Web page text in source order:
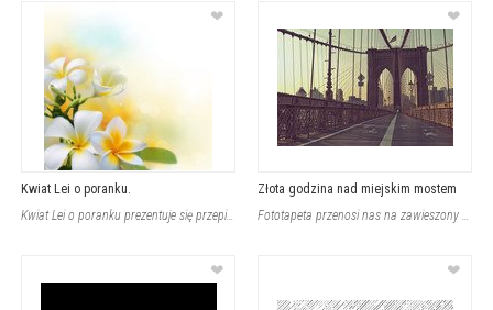
❤
Kwiat Lei o poranku.
Kwiat Lei o poranku prezentuje się przepięknie. Idealne wyważenie kolorów przepl
❤
Złota godzina nad miejskim mostem
Fototapeta przenosi nas na zawieszony nad miejskim krajobrazem most, gdzie delik
❤ ❤